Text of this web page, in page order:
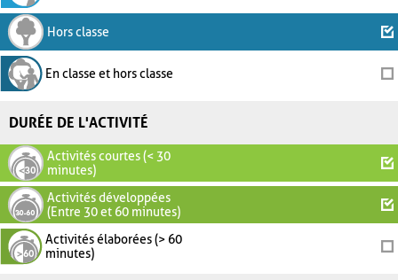
Hors classe
En classe et hors classe
DURÉE DE L'ACTIVITÉ
Activités courtes (< 30
minutes)
Activités développées
(Entre 30 et 60 minutes)
Activités élaborées (> 60
minutes)